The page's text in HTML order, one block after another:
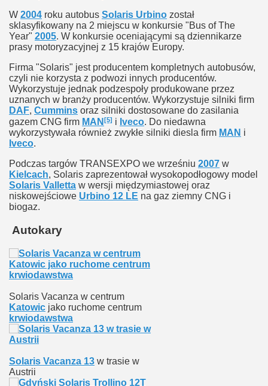
W 2004 roku autobus Solaris Urbino został
sklasyfikowany na 2 miejscu w konkursie "Bus of The
Year" 2005. W konkursie oceniającymi są dziennikarze
prasy motoryzacyjnej z 15 krajów Europy.
Firma "Solaris" jest producentem kompletnych autobusów,
czyli nie korzysta z podwozi innych producentów.
Wykorzystuje jednak podzespoły produkowane przez
uznanych w branży producentów. Wykorzystuje silniki firm
DAF, Cummins oraz silniki dostosowane do zasilania
gazem CNG firm MAN [5] i Iveco. Do niedawna
wykorzystywała również zwykłe silniki diesla firm MAN i
Iveco.
Podczas targów TRANSEXPO we wrześniu 2007 w
Kielcach, Solaris zaprezentował wysokopodłogowy model
Solaris Valletta w wersji międzymiastowej oraz
niskowejściowe Urbino 12 LE na gaz ziemny CNG i
biogaz.
Autokary
Solaris Vacanza w centrum
Katowic jako ruchome centrum
krwiodawstwa
Solaris Vacanza 13 w trasie w
Austrii